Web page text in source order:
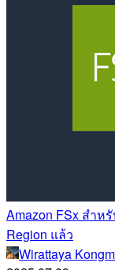
Amazon FSx สำห
Region แล้ว
Wirattaya